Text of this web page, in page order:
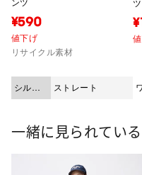
ンツ
¥590
値下げ
リサイクル素材
シルエ
ット
ストレート
ツ
一緒に見られてい